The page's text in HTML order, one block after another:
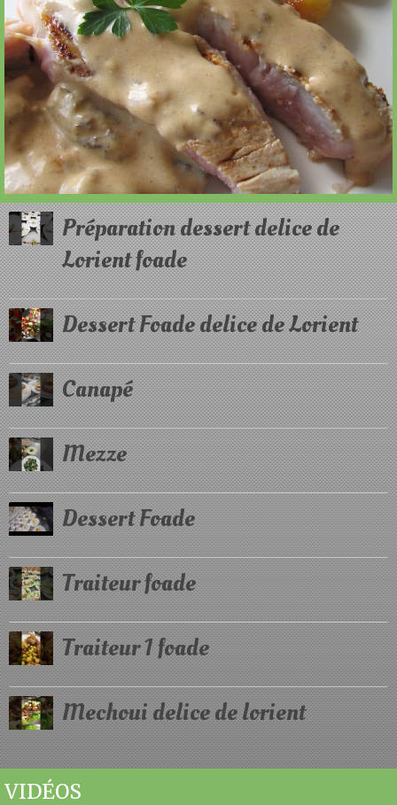
Préparation dessert delice de
Lorient foade
Dessert Foade delice de Lorient
Canapé
Mezze
Dessert Foade
Traiteur foade
Traiteur 1 foade
Mechoui delice de lorient
VIDÉOS